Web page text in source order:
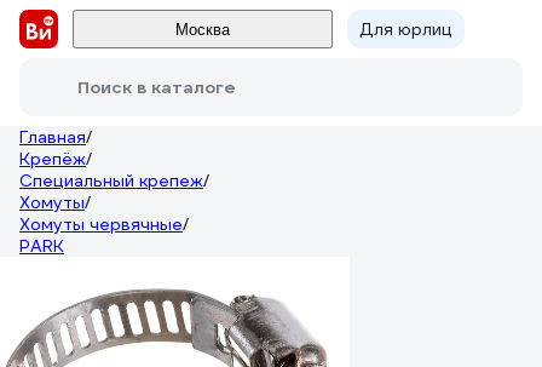
Москва Для юрлиц
Поиск в каталоге
Главная/
Крепёж/
Специальный крепеж/
Хомуты/
Хомуты червячные/
PARK